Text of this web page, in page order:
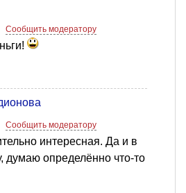
Сообщить модератору
Сообщить модератору
интересная. Да и в
думаю определённо что-то